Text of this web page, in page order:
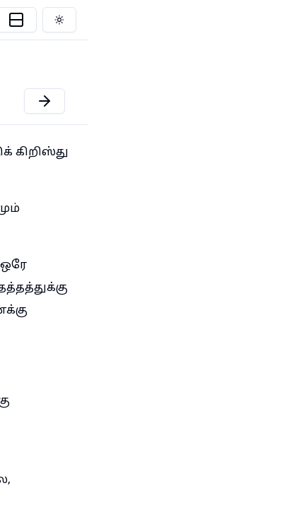
Toggle theme
கிறிஸ்து